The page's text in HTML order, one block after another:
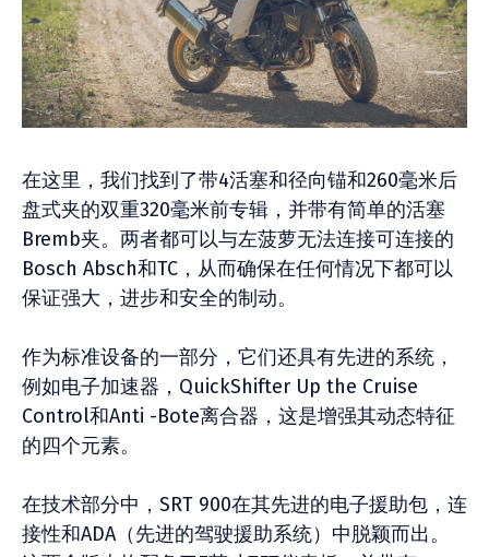
在这里，我们找到了带4活塞和径向锚和260毫米后
盘式夹的双重320毫米前专辑，并带有简单的活塞
Bremb夹。两者都可以与左菠萝无法连接可连接的
Bosch Absch和TC，从而确保在任何情况下都可以
保证强大，进步和安全的制动。
作为标准设备的一部分，它们还具有先进的系统，
例如电子加速器，QuickShifter Up the Cruise
Control和Anti -Bote离合器，这是增强其动态特征
的四个元素。
在技​​术部分中，SRT 900在其先进的电子援助包，连
接性和ADA（先进的驾驶援助系统）中脱颖而出。